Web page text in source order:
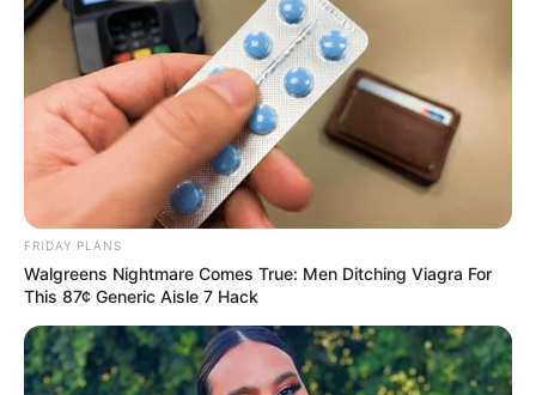
FRIDAY PLANS
Walgreens Nightmare Comes True: Men Ditching Viagra For
This 87¢ Generic Aisle 7 Hack